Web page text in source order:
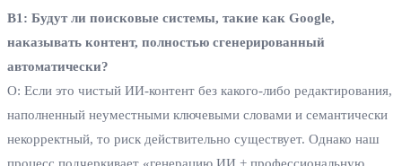
В1: Будут ли поисковые системы, такие как Google,
наказывать контент, полностью сгенерированный
автоматически?
О: Если это чистый ИИ-контент без какого-либо редактирования,
наполненный неуместными ключевыми словами и семантически
некорректный, то риск действительно существует. Однако наш